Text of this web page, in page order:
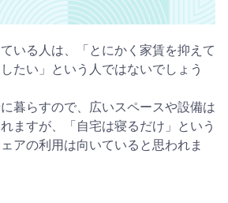
いる人は、「とにかく家賃を抑えて
たい」という人ではないでしょう
暮らすので、広いスペースや設備は
ますが、「自宅は寝るだけ」という
アの利用は向いていると思われま